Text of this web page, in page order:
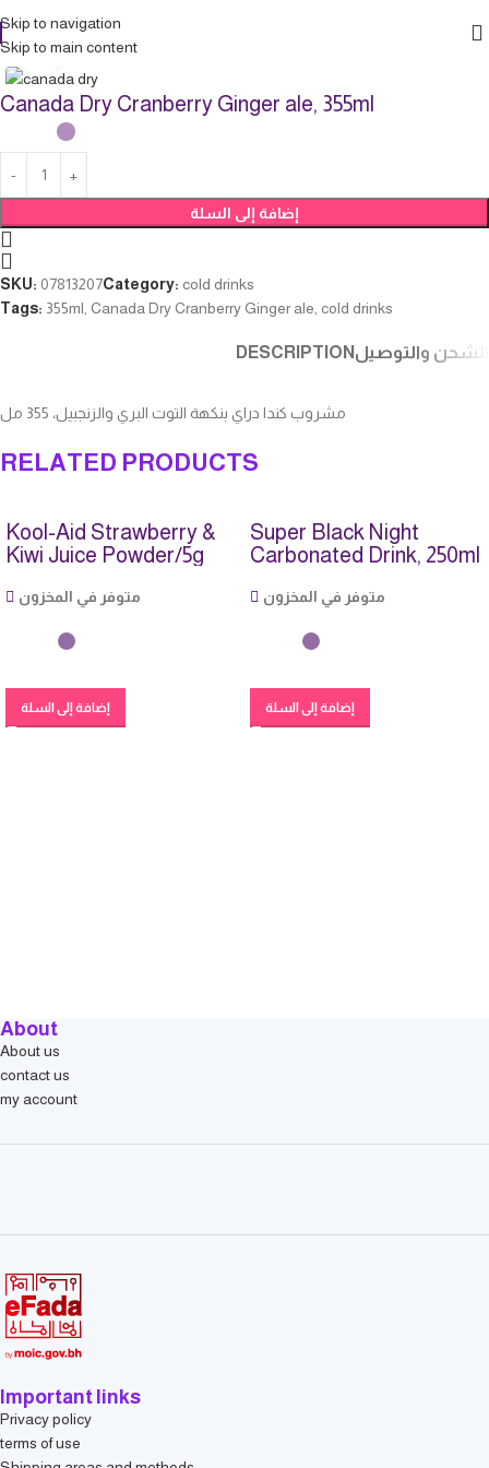
Skip to navigation
Skip to main content
Click to enlarge
Canada Dry Cranberry Ginger ale, 355ml
إضافة إلى السلة
SKU: 07813207Category: cold drinks
Tags: 355ml, Canada Dry Cranberry Ginger ale, cold drinks
DESCRIPTION الشحن والتوصيل
مشروب كندا دراي بنكهة التوت البري والزنجبيل، 355 مل
RELATED PRODUCTS
Kool-Aid Strawberry &
Kiwi Juice Powder/5g
متوفر في المخزون
إضافة إلى السلة
Super Black Night
Carbonated Drink, 250ml
متوفر في المخزون
إضافة إلى السلة
About
About us
contact us
my account
Important links
Privacy policy
terms of use